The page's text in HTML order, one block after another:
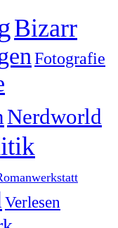
Bizarr
Fotografie
Nerdworld
Verlesen